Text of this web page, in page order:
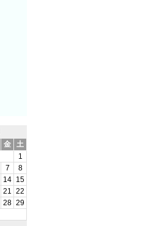
金 土
1
7
8
14
15
21
22
28 29